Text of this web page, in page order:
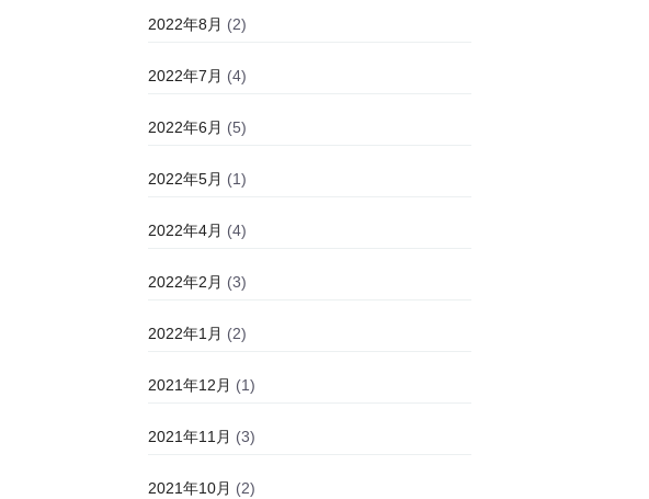
2022年8月 (2)
2022年7月 (4)
2022年6月 (5)
2022年5月 (1)
2022年4月 (4)
2022年2月 (3)
2022年1月 (2)
2021年12月 (1)
2021年11月 (3)
2021年10月 (2)